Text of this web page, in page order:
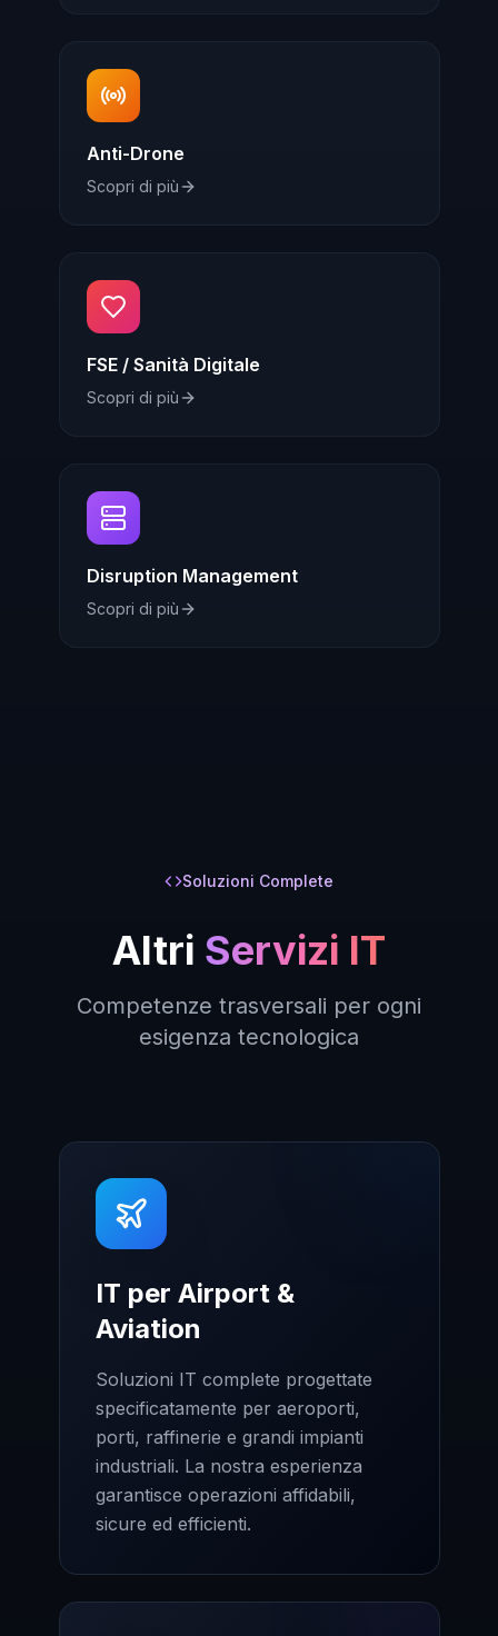
Anti-Drone
Scopri di più
FSE / Sanità Digitale
Scopri di più
Disruption Management
Scopri di più
Soluzioni Complete
Altri Servizi IT
Competenze trasversali per ogni
esigenza tecnologica
IT per Airport &
Aviation
Soluzioni IT complete progettate
specificatamente per aeroporti,
porti, raffinerie e grandi impianti
industriali. La nostra esperienza
garantisce operazioni affidabili,
sicure ed efficienti.